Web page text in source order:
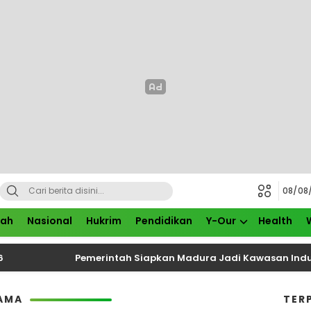
08/
Nasional Hukrim Pendidikan Y-Our Health
Pemerintah Siapkan Madura Jadi Kawasan Industri